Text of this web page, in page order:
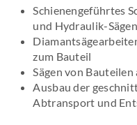
Schienengeführtes
und Hydraulik-Sägen
zum Bauteil
Sägen von
Ausbau der
Abtransport und